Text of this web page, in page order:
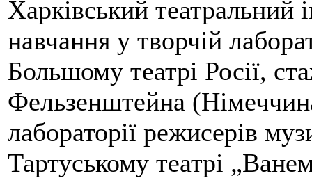
Харківський театральний
навчання у творчій
Большому театрі Росії,
Фельзенштейна
лабораторії режисерів
Тартуському театрі